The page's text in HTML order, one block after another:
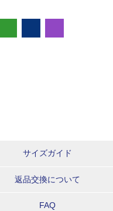
サイズガイド
返品交換について
FAQ